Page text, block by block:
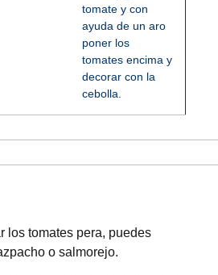
tomate y con
ayuda de un aro
poner los
tomates encima y
decorar con la
cebolla.
los tomates pera, puedes
o salmorejo.